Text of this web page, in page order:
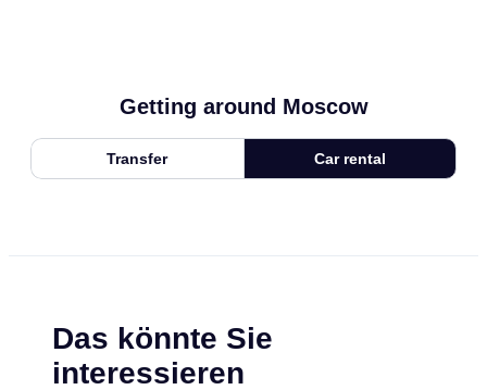
Getting around Moscow
Transfer Car rental
Das könnte Sie
interessieren